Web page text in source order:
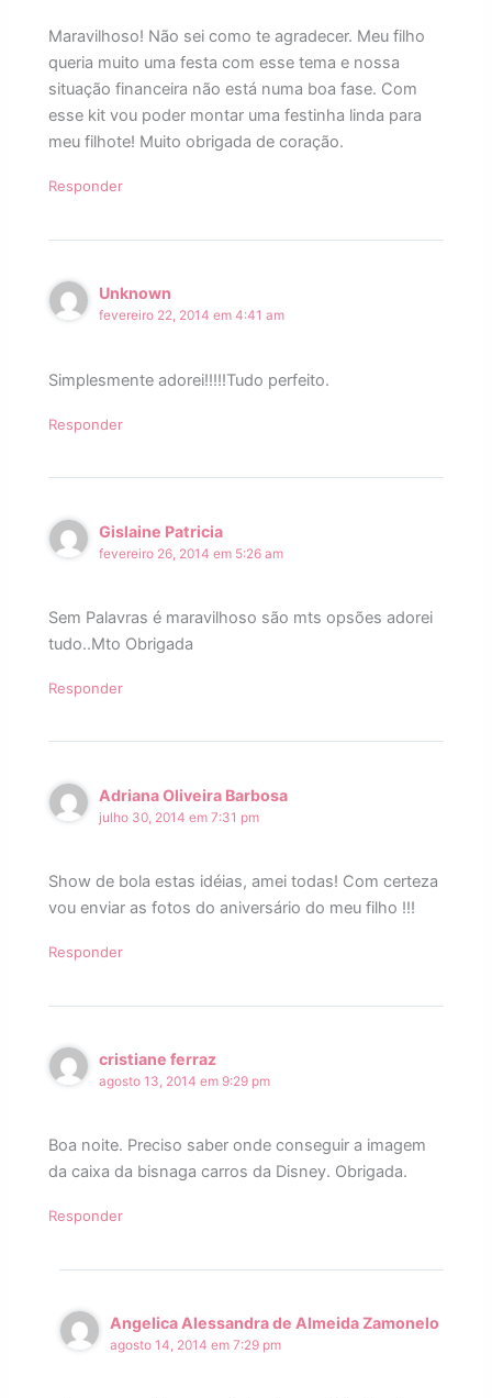
Maravilhoso! Não sei como te agradecer. Meu filho
queria muito uma festa com esse tema e nossa
situação financeira não está numa boa fase. Com
esse kit vou poder montar uma festinha linda para
meu filhote! Muito obrigada de coração.
Responder
Unknown
fevereiro 22, 2014 em 4:41 am
Simplesmente adorei!!!!!Tudo perfeito.
Responder
Gislaine Patricia
fevereiro 26, 2014 em 5:26 am
Sem Palavras é maravilhoso são mts opsões adorei
tudo..Mto Obrigada
Responder
Adriana Oliveira Barbosa
julho 30, 2014 em 7:31 pm
Show de bola estas idéias, amei todas! Com certeza
vou enviar as fotos do aniversário do meu filho !!!
Responder
cristiane ferraz
agosto 13, 2014 em 9:29 pm
Boa noite. Preciso saber onde conseguir a imagem
da caixa da bisnaga carros da Disney. Obrigada.
Responder
Angelica Alessandra de Almeida Zamonelo
agosto 14, 2014 em 7:29 pm